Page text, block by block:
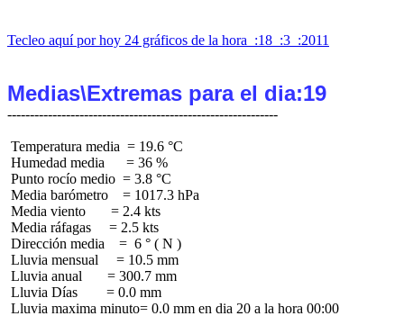
Tecleo aquí por hoy 24 gráficos de la hora  :18  :3  :2011
Medias\Extremas para el dia:19
Temperatura media  = 19.6 °C
Humedad media      = 36 %
Punto rocío medio  = 3.8 °C
Media barómetro    = 1017.3 hPa
Media viento       = 2.4 kts
Media ráfagas     = 2.5 kts
Dirección media    =  6 ° ( N )
Lluvia mensual     = 10.5 mm
Lluvia anual       = 300.7 mm
Lluvia Días        = 0.0 mm